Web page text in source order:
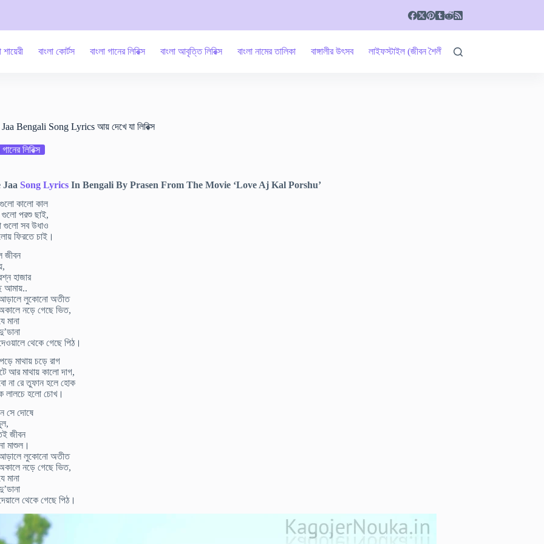
শায়েরী বাংলা কোর্টস বাংলা গানের লিরিক্স বাংলা আবৃত্তি লিরিক্স বাংলা নামের তালিকা বাঙ্গালীর উৎসব লাইফস্টাইল (জীবন শৈলী) ধর্ম কথা
Bengali Song Lyrics আয় দেখে যা লিরিক্স
গানের লিরিক্স
Jaa Song LyricsIn Bengali By Prasen From The Movie ‘Love Aj Kal Porshu’
কালো কাল
গুলো পরশু ছাই,
সব উধাও
ফিরতে চাই।
জীবন
হাজার
আমায়..
লুকোনো অতীত
নড়ে গেছে ভিত,
মানা
থেকে গেছে পিঠ।
মাথায় চড়ে রাগ
আর মাথায় কালো দাগ,
না রে তুফান হলে হোক
লালচে হলো চোখ।
সে দোষে
জীবন
মাশুল।
লুকোনো অতীত
নড়ে গেছে ভিত,
মানা
থেকে গেছে পিঠ।